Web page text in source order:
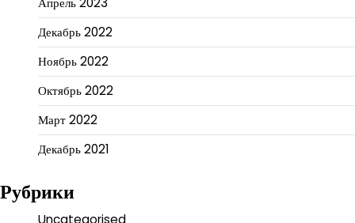
Декабрь 2022
Ноябрь 2022
Октябрь 2022
Март 2022
Декабрь 2021
Рубрики
Uncategorised